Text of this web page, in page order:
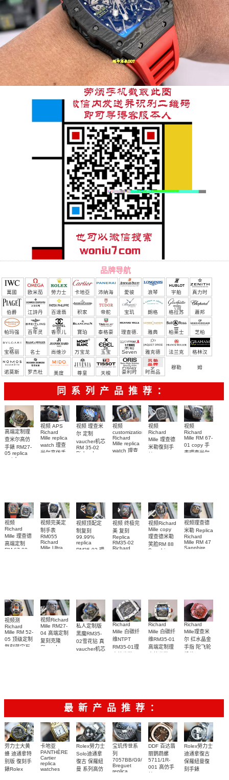
品牌导航
萬國 欧米茄 勞力士 卡地亞 沛納海 愛彼 浪琴 宇舶
（恒
宝）
真力时
伯爵 江詩丹
頓
百達翡
麗
积家 帝舵 宝玑 朗格 格拉苏
蒂
蕭邦
帕玛强
尼
百年灵 香奈儿 寶珀 泰格豪
雅
理查德.
米勒
雅典 柏莱士 芝柏
宝格丽 名士 尚维沙 万宝龙 玉宝 Seven
Friday
雅克德
罗
法兰克
穆勒
格林汉
姆
诺莫斯
罗杰杜 美度 尊皇 天梭 豪利时 时尚品
牌/原单
同系列产品推荐：
高端定制理
查米尔高仿
手錶 RM27-
05 replica
watch
视频 APS
Richard
Mille replica
watch 理查
米尔高仿手
视频 理查米
尔 定制
vaucher机芯
RM 35-02
Richard
视频
customization
Richard
Mille replica
watch 理查
视频
Richard
Mille 理查德
米勒復刻手
视频
Richard
Mille RM 67-
01 copy 手
表理查米尔
视频
Richard
Mille 理查德
高端定制
RM 67-02
视频完美定
制手表
RM055
Richard
Mille Ultra
视频顶配定
制复刻
99.99%
replica
RM35-02 理
视频 终极完
美 复刻
Replica
RM35-02
Richard
视频Richard
Mille copy
理查德米勒
笑脸RM 88
Sapphire
视频理查德
米勒 Replica
Richard
Mille RM 47
Sapphire
视频测
Richard
Mille RM 52-
05 顶级定制
复刻蓝宝石
视频Richard
Mille RM27-
04 高端定制
复刻克隆
Cloned
私人定制版
黑魔RM35-
02雪花钻 真
vaucher机芯
Richard
Mille 白碳纤
维NTPT
RM35-01理
Richard
Mille 白碳纤
维RM35-01
高端定制理
Richard
Mille理查米
尔 红水晶金
手指 陀飞轮
最新产品推荐：
劳力士大黄
蜂 迪通拿特
别版 復刻手
錶Rolex
卡地亚
PANTHÈRE
Cartier
replica
watches
Rolex勞力士
Solo迪通拿
復古 保羅紐
曼 系列高仿
宝玑传世系
列
7057BB/G9/9W6
Breguet
replica
DDF 百达翡
丽鹦鹉螺
5711/1R-
001 高仿手
Rolex勞力士
迪通拿復古
保羅紐曼復
刻手錶